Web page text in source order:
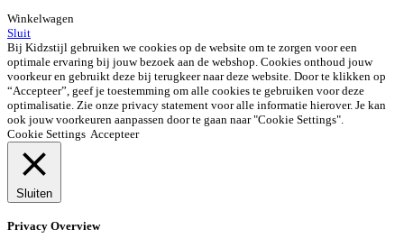
Winkelwagen
Sluit
Bij Kidzstijl gebruiken we cookies op de website om te zorgen voor een
optimale ervaring bij jouw bezoek aan de webshop. Cookies onthoud jouw
voorkeur en gebruikt deze bij terugkeer naar deze website. Door te klikken op
“Accepteer”, geef je toestemming om alle cookies te gebruiken voor deze
optimalisatie. Zie onze privacy statement voor alle informatie hierover. Je kan
ook jouw voorkeuren aanpassen door te gaan naar "Cookie Settings".
Cookie Settings Accepteer
Sluiten
Privacy Overview